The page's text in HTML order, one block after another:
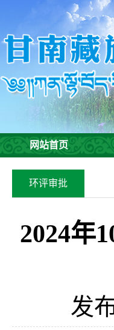
网站首页
环评审批
2024年
发